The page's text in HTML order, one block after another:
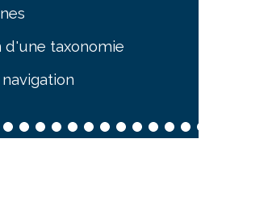
d'une taxonomie